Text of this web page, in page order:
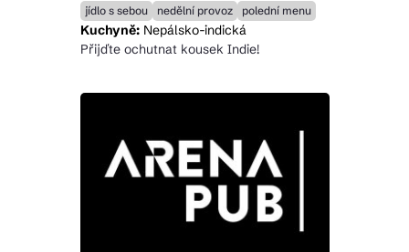
jídlo s sebou nedělní provoz polední menu
Kuchyně:Nepálsko-indická
Přijďte ochutnat kousek Indie!